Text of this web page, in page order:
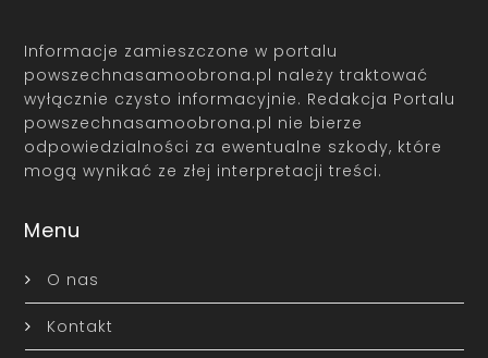
Informacje zamieszczone w portalu
powszechnasamoobrona.pl należy traktować
wyłącznie czysto informacyjnie. Redakcja Portalu
powszechnasamoobrona.pl nie bierze
odpowiedzialności za ewentualne szkody, które
mogą wynikać ze złej interpretacji treści.
Menu
O nas
Kontakt